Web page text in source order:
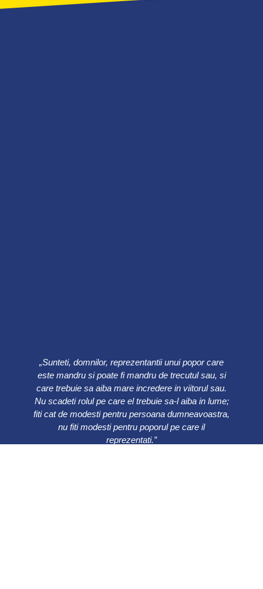
„Sunteti, domnilor, reprezentantii unui popor care
este mandru si poate fi mandru de trecutul sau, si
care trebuie sa aiba mare incredere in viitorul sau.
Nu scadeti rolul pe care el trebuie sa-l aiba in lume;
fiti cat de modesti pentru persoana dumneavoastra,
nu fiti modesti pentru poporul pe care il
reprezentati.”